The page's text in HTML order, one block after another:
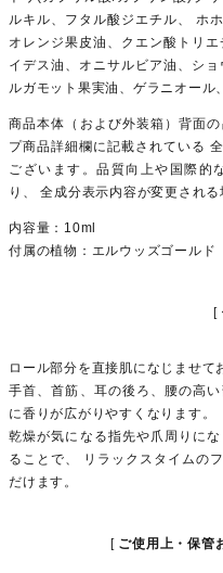
ルキル、フタル酸ジエチル、 ホ
オレンジ果皮油、クエン酸トリ
イデス油、オニサルビア油、シ
ルガモット果実油、ゲラニオール
商品本体（および外装箱）背面
プ商品詳細欄に記載されている
ございます。品質向上や国際的
り、 全成分表示内容が変更される
内容量：10ml
付属の植物：エルウッズゴールド
ロール部分を直接肌になじませて
手首、首筋、耳の後ろ、腰の高
に香りが広がりやすくなります。
乾燥が気になる指先や爪周りに
ることで、 リラックスタイムの
だけます。
ご使用上・保管